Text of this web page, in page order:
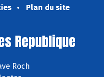
Plan du site
Republique
Roch